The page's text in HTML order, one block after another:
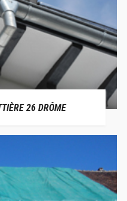
26 DRÔME